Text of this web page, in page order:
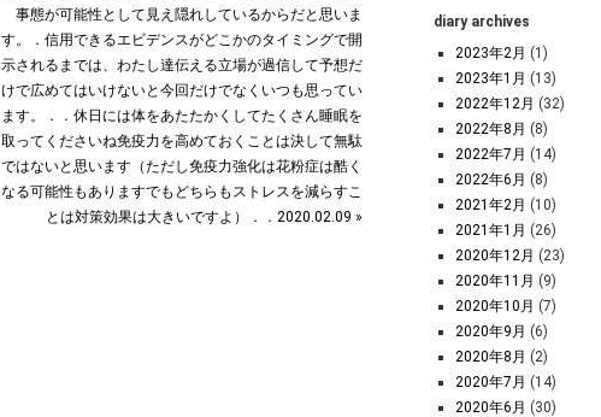
事態が可能性として見え隠れしているからだと思いま
す。．信用できるエビデンスがどこかのタイミングで開
示されるまでは、わたし達伝える立場が過信して予想だ
けで広めてはいけないと今回だけでなくいつも思ってい
ます。．．休日には体をあたたかくしてたくさん睡眠を
取ってくださいね︎免疫力を高めておくことは決して無駄
ではないと思います︎（ただし免疫力強化は花粉症は酷く
なる可能性もありますでもどちらもストレスを減らすこ
とは対策効果は大きいですよ︎）．．2020.02.09 »
diary archives
2023年2月 (1)
2023年1月 (13)
2022年12月 (32)
2022年8月 (8)
2022年7月 (14)
2022年6月 (8)
2021年2月 (10)
2021年1月 (26)
2020年12月 (23)
2020年11月 (9)
2020年10月 (7)
2020年9月 (6)
2020年8月 (2)
2020年7月 (14)
2020年6月 (30)